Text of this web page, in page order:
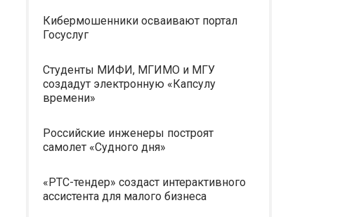
Кибермошенники осваивают портал
Госуслуг
Студенты МИФИ, МГИМО и МГУ
создадут электронную «Капсулу
времени»
Российские инженеры построят
самолет «Судного дня»
«РТС-тендер» создаст интерактивного
ассистента для малого бизнеса